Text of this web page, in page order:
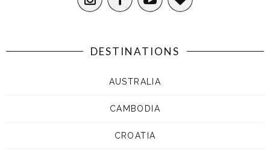
DESTINATIONS
AUSTRALIA
CAMBODIA
CROATIA